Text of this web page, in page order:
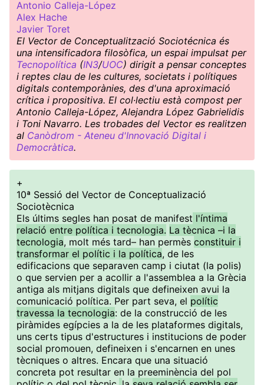
Antonio Calleja-López
Alex Hache
Javier Toret
El Vector de Conceptualització Sociotécnica és
una intensificadora filosòfica, un espai impulsat per
Tecnopolítica (IN3/UOC) dirigit a pensar conceptes
i reptes clau de les cultures, societats i polítiques
digitals contemporànies, des d'una aproximació
crítica i propositiva. El col·lectiu està compost per
Antonio Calleja-López, Alejandra López Gabrielidis
i Toni Navarro. Les trobades del Vector es realitzen
al Canòdrom - Ateneu d'Innovació Digital i
Democràtica.
+
10ª Sessió del Vector de Conceptualizació
Sociotècnica
Els últims segles han posat de manifest l'íntima
relació entre política i tecnologia. La tècnica –i la
tecnologia, molt més tard– han permès constituir i
transformar el polític i la política, de les
edificacions que separaven camp i ciutat (la polis)
o que servien per a acollir a l'assemblea a la Grècia
antiga als mitjans digitals que defineixen avui la
comunicació política. Per part seva, el polític
travessa la tecnologia: de la construcció de les
piràmides egípcies a la de les plataformes digitals,
uns certs tipus d'estructures i institucions de poder
social promouen, defineixen i s'encarnen en unes
tècniques o altres. Encara que una situació
concreta pot resultar en la preeminència del pol